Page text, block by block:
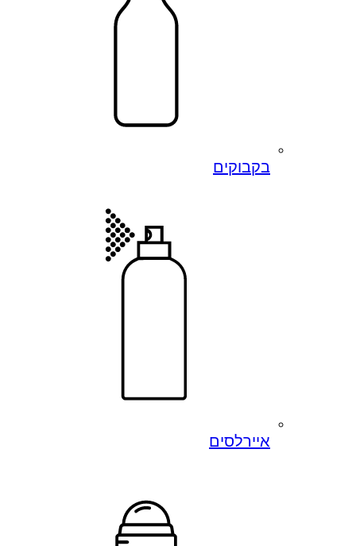
בקבוקים
איירלסים